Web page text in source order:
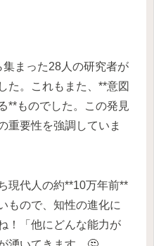
まった28人の研究者が
た。これもまた、**意図
**ものでした。この発見
重要性を強調していま
現代人の約**10万年前**
もので、知性の進化に
！「他にどんな能力が